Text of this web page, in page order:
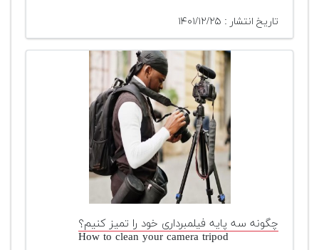
تاریخ انتشار : ۱۴۰۱/۱۲/۲۵
چگونه سه پایه فیلمبرداری خود را تمیز کنیم؟
How to clean your camera tripod